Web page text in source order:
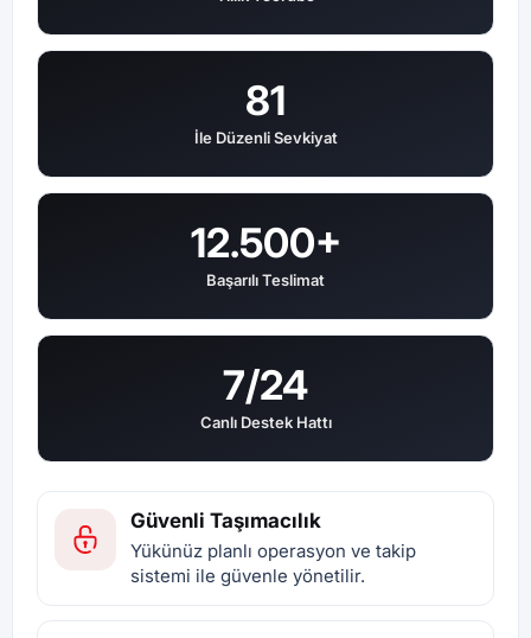
81
İle Düzenli Sevkiyat
12.500+
Başarılı Teslimat
7/24
Canlı Destek Hattı
Güvenli Taşımacılık
Yükünüz planlı operasyon ve takip
sistemi ile güvenle yönetilir.